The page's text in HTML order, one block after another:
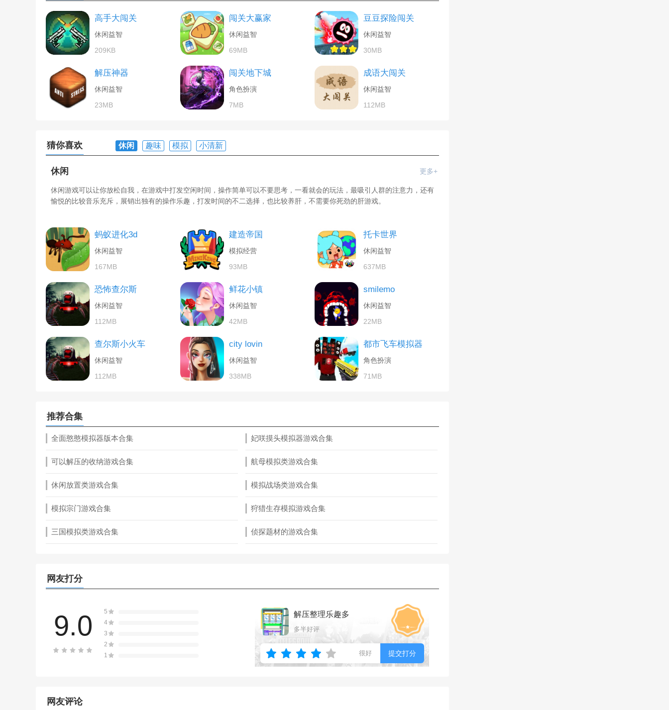
高手大闯关
休闲益智
209KB
闯关大赢家
休闲益智
69MB
豆豆探险闯关
休闲益智
30MB
解压神器
休闲益智
23MB
闯关地下城
角色扮演
7MB
成语大闯关
休闲益智
112MB
猜你喜欢 休闲 趣味 模拟 小清新
休闲 更多+
休闲游戏可以让你放松自我，在游戏中打发空闲时间，操作简单可以不要思考，一看就会的玩法，最吸引人群的注意力，还有
愉悦的比较音乐充斥，展销出独有的操作乐趣，打发时间的不二选择，也比较养肝，不需要你死劲的肝游戏。
蚂蚁进化3d
休闲益智
167MB
建造帝国
模拟经营
93MB
托卡世界
休闲益智
637MB
恐怖查尔斯
休闲益智
112MB
鲜花小镇
休闲益智
42MB
smilemo
休闲益智
22MB
查尔斯小火车
休闲益智
112MB
city lovin
休闲益智
338MB
都市飞车模拟器
角色扮演
71MB
推荐合集
全面憨憨模拟器版本合集 妃咲摸头模拟器游戏合集
可以解压的收纳游戏合集 航母模拟类游戏合集
休闲放置类游戏合集 模拟战场类游戏合集
模拟宗门游戏合集 狩猎生存模拟游戏合集
三国模拟类游戏合集 侦探题材的游戏合集
网友打分
9.0
5
4
3
2
1
解压整理乐趣多
多半好评
很好 提交打分
网友评论